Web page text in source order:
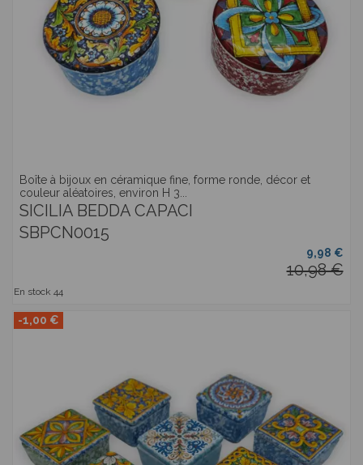
Boîte à bijoux en céramique fine, forme ronde, décor et
couleur aléatoires, environ H 3...
SICILIA BEDDA CAPACI
SBPCN0015
9,98 €
10,98 €
En stock 44
-1,00 €